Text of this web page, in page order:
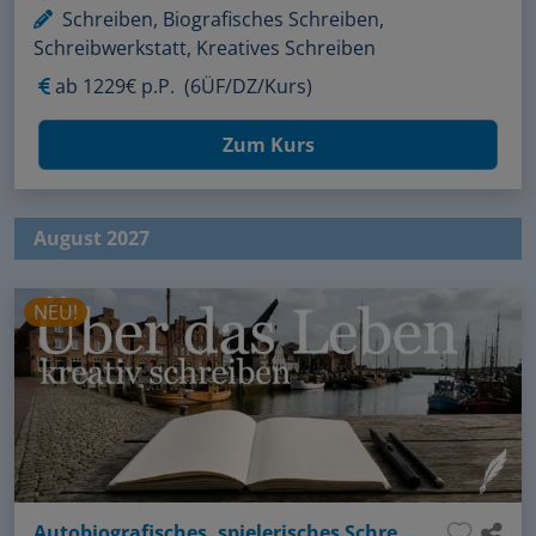
Schreiben, Biografisches Schreiben,
Schreibwerkstatt, Kreatives Schreiben
ab 1229€ p.P. (6ÜF/DZ/Kurs)
Zum Kurs
August 2027
NEU!